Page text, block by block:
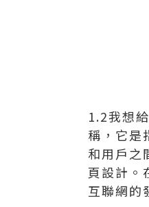
1.2我想
稱，它是
和用戶之
頁設計。
互聯網的